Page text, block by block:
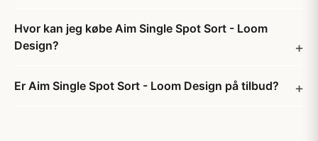
Hvor kan jeg købe Aim Single Spot Sort - Loom
Design?
Er Aim Single Spot Sort - Loom Design på tilbud?